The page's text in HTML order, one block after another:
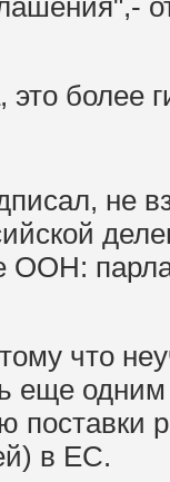
более
не
ООН:
что
еще
поставки
в ЕС.